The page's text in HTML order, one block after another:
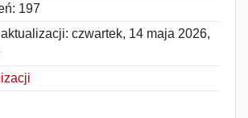
197
czwartek, 14 maja 2026,